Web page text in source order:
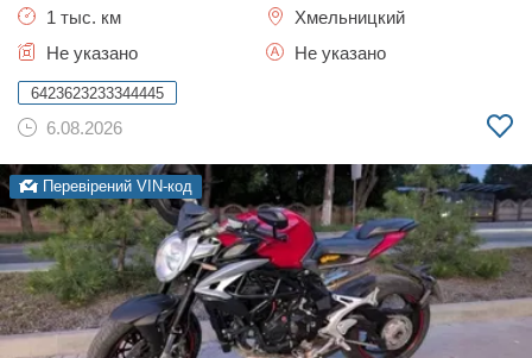
1 тыс. км
Хмельницкий
Не указано
Не указано
6423623233344445
6.08.2026
Перевірений VIN-код